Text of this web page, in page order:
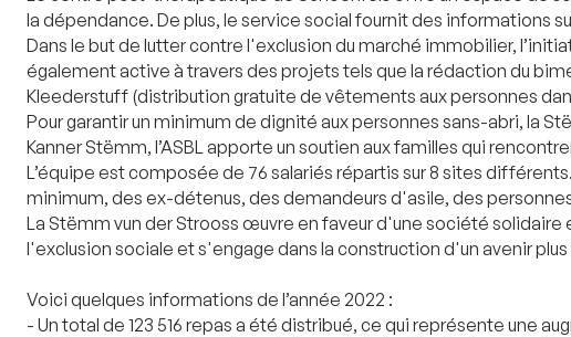
la dépendance. De plus, le service social fournit des informations
Dans le but de lutter contre l'exclusion du marché immobilier,
également active à travers des projets tels que la rédaction du
Kleederstuff (distribution gratuite de vêtements aux personnes
Pour garantir un minimum de dignité aux personnes sans-abri, la
Kanner Stëmm, l’ASBL apporte un soutien aux familles qui
L’équipe est composée de 76 salariés répartis sur 8 sites
minimum, des ex-détenus, des demandeurs d'asile, des
La Stëmm vun der Strooss œuvre en faveur d'une société
l'exclusion sociale et s'engage dans la construction d'un avenir
Voici quelques informations de l’année 2022 :
- Un total de 123 516 repas a été distribué, ce qui représente une